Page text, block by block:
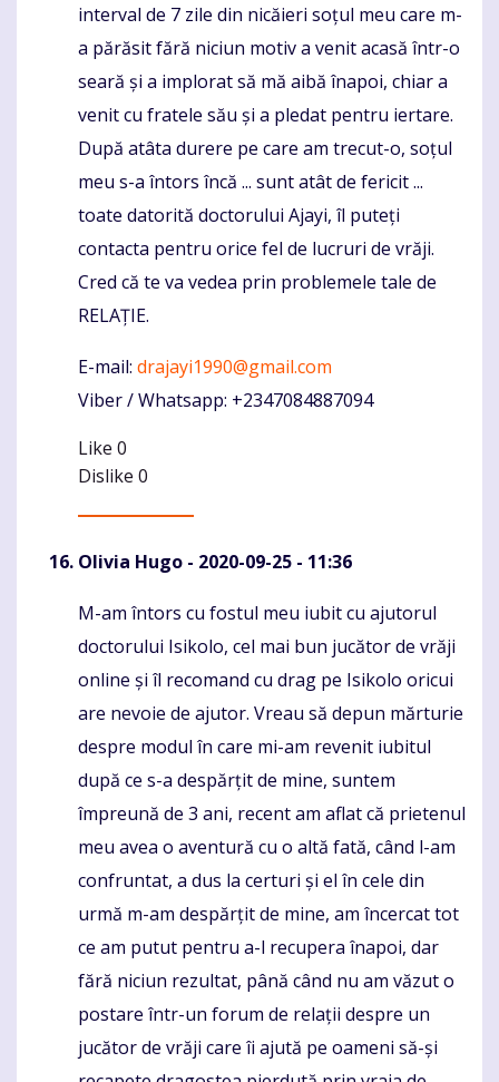
interval de 7 zile din nicăieri soțul meu care m-
a părăsit fără niciun motiv a venit acasă într-o
seară și a implorat să mă aibă înapoi, chiar a
venit cu fratele său și a pledat pentru iertare.
După atâta durere pe care am trecut-o, soțul
meu s-a întors încă ... sunt atât de fericit ...
toate datorită doctorului Ajayi, îl puteți
contacta pentru orice fel de lucruri de vrăji.
Cred că te va vedea prin problemele tale de
RELAȚIE.
E-mail: drajayi1990@gmail.com
Viber / Whatsapp: +2347084887094
Like 0
Dislike 0
Olivia Hugo - 2020-09-25 - 11:36
Komentaras
M-am întors cu fostul meu iubit cu ajutorul
doctorului Isikolo, cel mai bun jucător de vrăji
online și îl recomand cu drag pe Isikolo oricui
are nevoie de ajutor. Vreau să depun mărturie
despre modul în care mi-am revenit iubitul
după ce s-a despărțit de mine, suntem
împreună de 3 ani, recent am aflat că prietenul
meu avea o aventură cu o altă fată, când l-am
confruntat, a dus la certuri și el în cele din
urmă m-am despărțit de mine, am încercat tot
ce am putut pentru a-l recupera înapoi, dar
fără niciun rezultat, până când nu am văzut o
postare într-un forum de relații despre un
jucător de vrăji care îi ajută pe oameni să-și